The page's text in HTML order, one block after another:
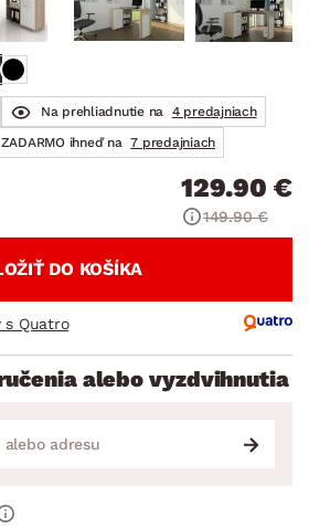
Na prehliadnutie na
4 predajniach
ihneď na 7 predajniach
129.90 €
149.90 €
DO KOŠÍKA
s Quatro
alebo vyzdvihnutia